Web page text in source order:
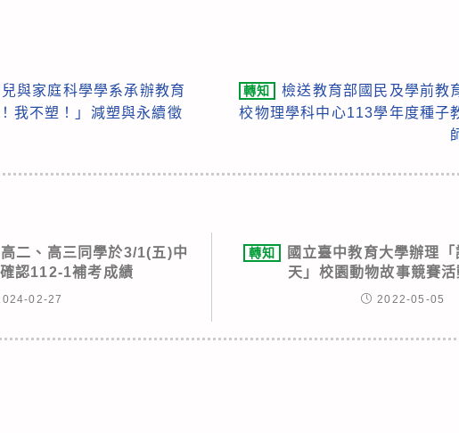
與家庭科學學系承辦教育
我不塑！」減塑與永續徵
轉知
檢送教育部國民及學前教
校物理學科中心113學年度種子
二、高三同學於3/1(五)中
認112-1補考成績
02-27
轉知
國立臺中教育大學辦理
天」校園動物故事競賽活
2022-05-05